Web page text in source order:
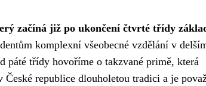
začíná již po ukončení čtvrté třídy
komplexní všeobecné vzdělání v
páté třídy hovoříme o takzvané primě, která
republice dlouholetou tradici a je